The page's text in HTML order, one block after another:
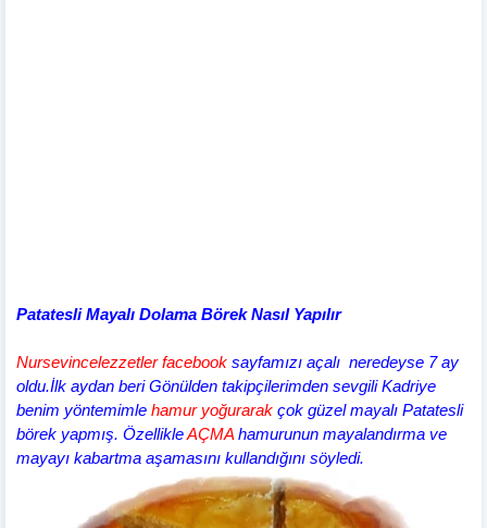
Patatesli Mayalı Dolama Börek Nasıl Yapılır
Nursevincelezzetler facebook sayfamızı açalı neredeyse 7 ay
oldu.İlk aydan beri Gönülden takipçilerimden sevgili Kadriye
benim yöntemimle hamur yoğurarak çok güzel mayalı Patatesli
börek yapmış. ÖzellikleAÇMA hamurunun mayalandırma ve
mayayı kabartma aşamasını kullandığını söyledi.